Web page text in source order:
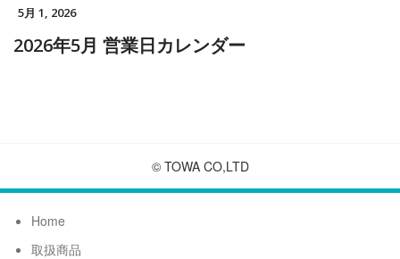
5月 1, 2026
2026年5月 営業日カレンダー
© TOWA CO,LTD
Home
取扱商品